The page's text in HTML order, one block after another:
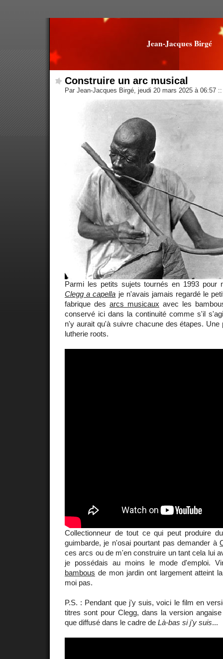
Jean-Jacques Birgé
Construire un arc musical
Par Jean-Jacques Birgé, jeudi 20 mars 2025 à 06:57 ::
Parmi les petits sujets tournés en 1993 pour
Clegg a capella je n'avais jamais regardé le
fabrique des arcs musicaux avec les
conservé ici dans la continuité comme s'il
n'y aurait qu'à suivre chacune des étapes. Une
lutherie roots.
Collectionneur de tout ce qui peut produire
guimbarde, je n'osai pourtant pas demander à
ces arcs ou de m'en construire un tant cela lui
je possédais au moins le mode d'emploi.
bambous de mon jardin ont largement atteint
moi pas.
P.S. : Pendant que j'y suis, voici le film en
titres sont pour Clegg, dans la version
que diffusé dans le cadre de Là-bas si j'y suis...